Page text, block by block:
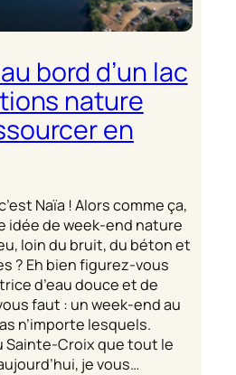
bord d’un lac
nature
en
Naïa ! Alors comme ça,
idée de week-end nature
loin du bruit, du béton et
? Eh bien figurez-vous
d’eau douce et de
faut : un week-end au
n’importe lesquels.
Sainte-Croix que tout le
je vous…